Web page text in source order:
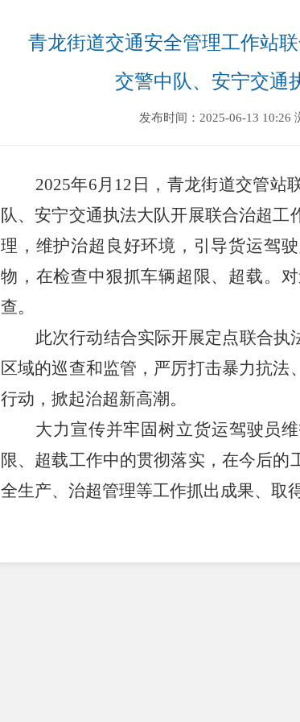
青龙街道交通安全管理工作站
交警中队、安宁交通
发布时间：2025-06-13 10:26
2025年6月 12 日， 青龙街道交管站
队、安宁交通执法大队开展联合治超
理，维护治超良好环境，引导货运驾
物，在检查中狠抓车辆超限、超载。
查。
此次行动结合实际开展定点联合执
区域的巡查和监管，严厉打击暴力抗法、
行动，掀起治超新高潮。
大力宣传并牢固树立货运驾驶员
限、超载工作中的贯彻落实，在今后
全生产、治超管理等工作抓出成果、取